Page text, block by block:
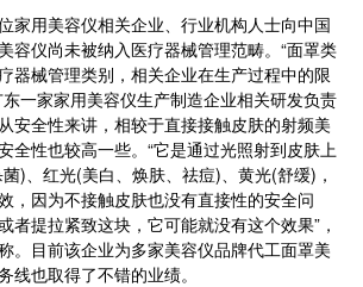
用美容仪相关企业、行业机构人士向中国
仪尚未被纳入医疗器械管理范畴。“面罩类
器械管理类别，相关企业在生产过程中的限
一家家用美容仪生产制造企业相关研发负责
安全性来讲，相较于直接接触皮肤的射频美
全性也较高一些。“它是通过光照射到皮肤上
)、红光(美白、焕肤、祛痘)、黄光(舒缓)，
，因为不接触皮肤也没有直接性的安全问
者提拉紧致这块，它可能就没有这个效果”，
。目前该企业为多家美容仪品牌代工面罩美
线也取得了不错的业绩。